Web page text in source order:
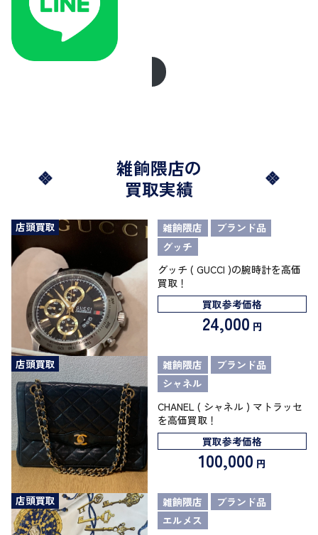
雑餉隈店の
買取実績
店頭買取 雑餉隈店
ブランド品
グッチ
グッチ ( GUCCI )の腕時計を高価
買取！
買取参考価格
24,000 円
店頭買取 雑餉隈店
ブランド品
シャネル
CHANEL ( シャネル ) マトラッセ
を高価買取！
買取参考価格
100,000 円
店頭買取 雑餉隈店
ブランド品
エルメス